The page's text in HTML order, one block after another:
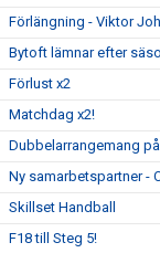
Förlängning - Viktor
Bytoft lämnar efter
Förlust x2
Matchdag x2!
Dubbelarrangemang
Ny samarbetspartner -
Skillset Handball
F18 till Steg 5!